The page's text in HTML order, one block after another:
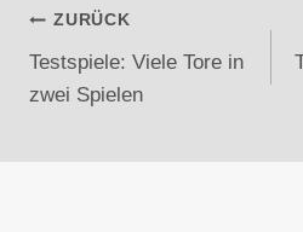
Beitragsnavigation
ZURÜCK
Testspiele: Viele Tore in
zwei Spielen